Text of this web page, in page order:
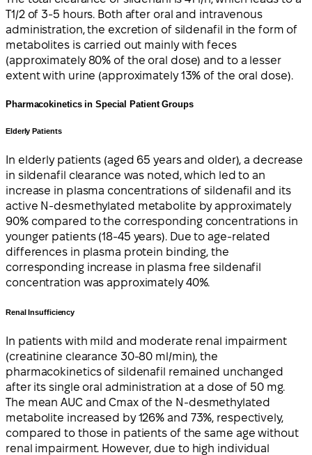
T1/2 of 3-5 hours. Both after oral and intravenous
administration, the excretion of sildenafil in the form of
metabolites is carried out mainly with feces
(approximately 80% of the oral dose) and to a lesser
extent with urine (approximately 13% of the oral dose).
Pharmacokinetics in Special Patient Groups
Elderly Patients
In elderly patients (aged 65 years and older), a decrease
in sildenafil clearance was noted, which led to an
increase in plasma concentrations of sildenafil and its
active N-desmethylated metabolite by approximately
90% compared to the corresponding concentrations in
younger patients (18-45 years). Due to age-related
differences in plasma protein binding, the
corresponding increase in plasma free sildenafil
concentration was approximately 40%.
Renal Insufficiency
In patients with mild and moderate renal impairment
(creatinine clearance 30-80 ml/min), the
pharmacokinetics of sildenafil remained unchanged
after its single oral administration at a dose of 50 mg.
The mean AUC and Cmax of the N-desmethylated
metabolite increased by 126% and 73%, respectively,
compared to those in patients of the same age without
renal impairment. However, due to high individual